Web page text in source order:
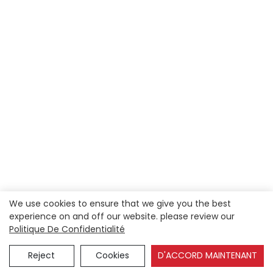
Entrer En Contact Avec Nous
We use cookies to ensure that we give you the best
experience on and off our website. please review our
Politique De Confidentialité
Reject Cookies D'ACCORD MAINTENANT